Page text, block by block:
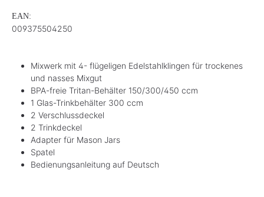
EAN:
009375504250
Mixwerk mit 4- flügeligen Edelstahlklingen für trockenes
und nasses Mixgut
BPA-freie Tritan-Behälter 150/300/450 ccm
1 Glas-Trinkbehälter 300 ccm
2 Verschlussdeckel
2 Trinkdeckel
Adapter für Mason Jars
Spatel
Bedienungsanleitung auf Deutsch